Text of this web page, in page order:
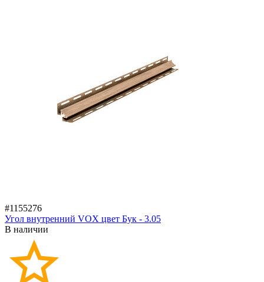
#1155276
Угол внутренний VOX цвет Бук - 3.05
В наличии